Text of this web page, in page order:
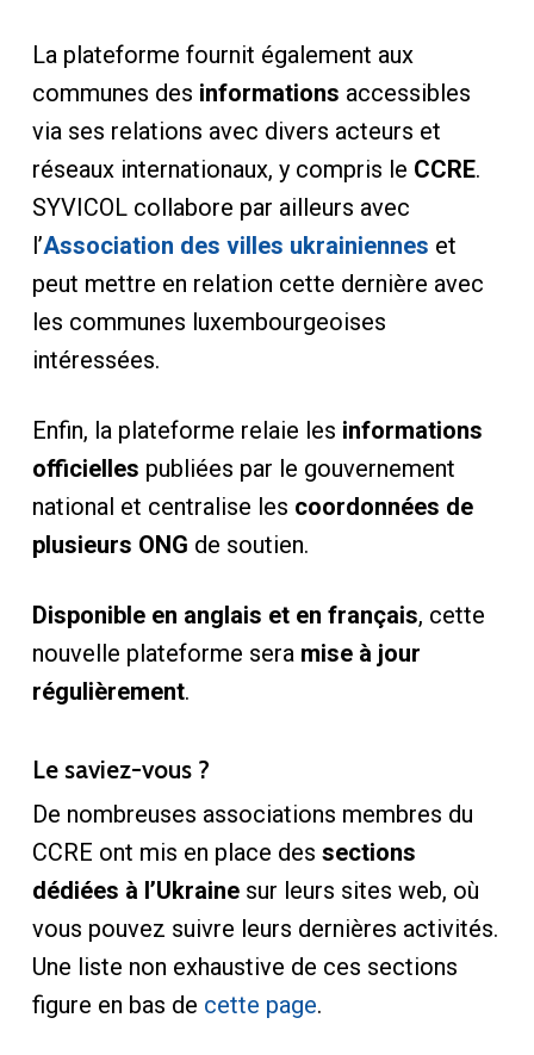
La plateforme fournit également aux
communes des informations accessibles
via ses relations avec divers acteurs et
réseaux internationaux, y compris le CCRE.
SYVICOL collabore par ailleurs avec
l’Association des villes ukrainiennes et
peut mettre en relation cette dernière avec
les communes luxembourgeoises
intéressées.
Enfin, la plateforme relaie les informations
officielles publiées par le gouvernement
national et centralise les coordonnées de
plusieurs ONG de soutien.
Disponible en anglais et en français, cette
nouvelle plateforme sera mise à jour
régulièrement.
Le saviez-vous ?
De nombreuses associations membres du
CCRE ont mis en place des sections
dédiées à l’Ukrainesur leurs sites web, où
vous pouvez suivre leurs dernières activités.
Une liste non exhaustive de ces sections
figure en bas de cette page.